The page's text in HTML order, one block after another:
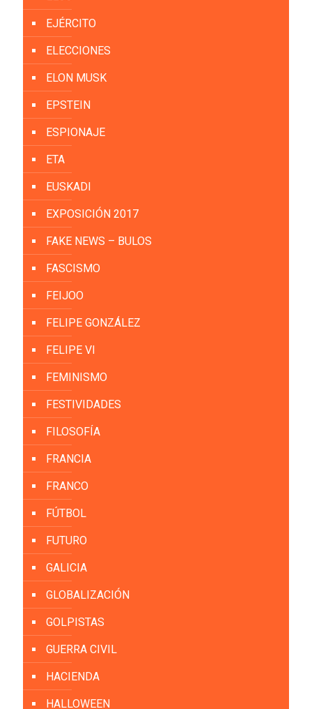
EJÉRCITO
ELECCIONES
ELON MUSK
EPSTEIN
ESPIONAJE
ETA
EUSKADI
EXPOSICIÓN 2017
FAKE NEWS – BULOS
FASCISMO
FEIJOO
FELIPE GONZÁLEZ
FELIPE VI
FEMINISMO
FESTIVIDADES
FILOSOFÍA
FRANCIA
FRANCO
FÚTBOL
FUTURO
GALICIA
GLOBALIZACIÓN
GOLPISTAS
GUERRA CIVIL
HACIENDA
HALLOWEEN